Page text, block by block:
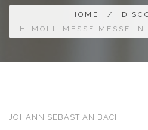
HOME /
H-MOLL-MESSE MESSE
JOHANN SEBASTIAN BACH